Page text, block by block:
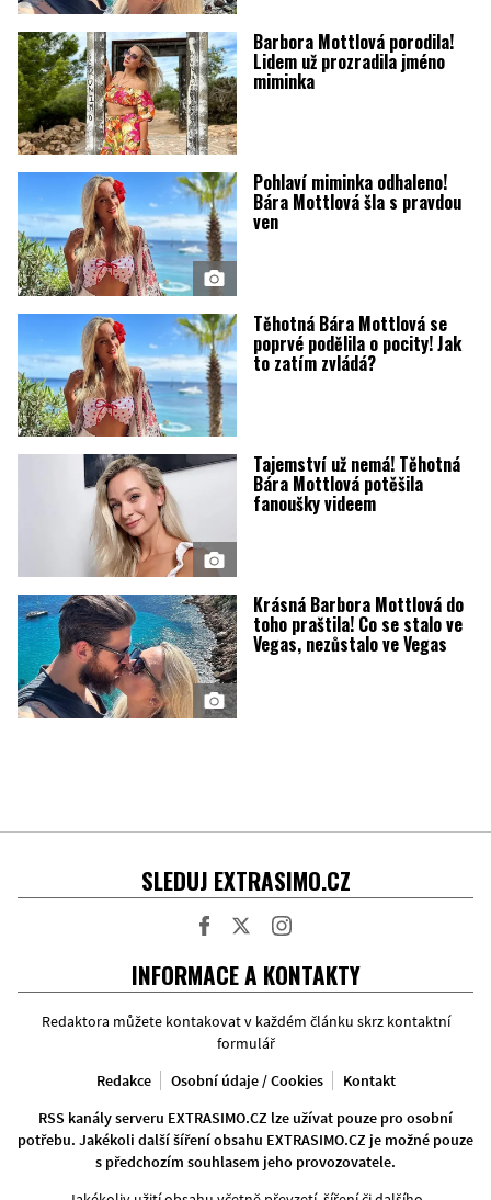
Barbora Mottlová porodila!
Lidem už prozradila jméno
miminka
Pohlaví miminka odhaleno!
Bára Mottlová šla s pravdou
ven
Těhotná Bára Mottlová se
poprvé podělila o pocity! Jak
to zatím zvládá?
Tajemství už nemá! Těhotná
Bára Mottlová potěšila
fanoušky videem
Krásná Barbora Mottlová do
toho praštila! Co se stalo ve
Vegas, nezůstalo ve Vegas
SLEDUJ EXTRASIMO.CZ
INFORMACE A KONTAKTY
Redaktora můžete kontakovat v každém článku skrz kontaktní
formulář
Redakce
Osobní údaje / Cookies
Kontakt
RSS kanály serveru EXTRASIMO.CZ lze užívat pouze pro osobní
potřebu. Jakékoli další šíření obsahu EXTRASIMO.CZ je možné pouze
s předchozím souhlasem jeho provozovatele.